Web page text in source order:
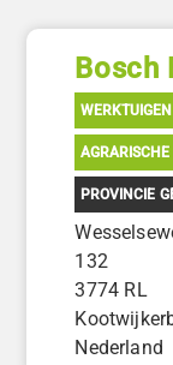
Bosch
WERKTUIGEN
PROVINCIE
132
3774 RL
Nederland